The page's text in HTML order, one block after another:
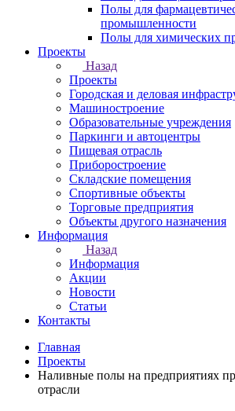
Полы для
промышленности
Полы для химических
Проекты
Назад
Проекты
Городская и деловая
Машиностроение
Образовательные учреждения
Паркинги и автоцентры
Пищевая отрасль
Приборостроение
Складские помещения
Спортивные объекты
Торговые предприятия
Объекты другого назначения
Информация
Назад
Информация
Акции
Новости
Статьи
Контакты
Главная
Проекты
Наливные полы на предприятиях
отрасли